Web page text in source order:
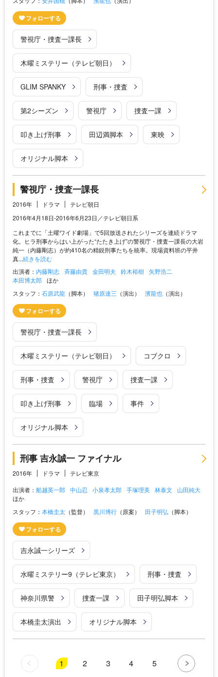
警視庁・捜査一課長
木曜ミステリー（テレビ朝日）
GLIM SPANKY 刑事・捜査
第2シーズン 警視庁 捜査一課
叩き上げ刑事 田辺満脚本 東映
オリジナル脚本
警視庁・捜査一課長
2016年 ドラマ
テレビ朝日
2016年4月18日‐2016年6月23日／テレビ朝日系
これまでに「土曜ワイド劇場」で5回放送されたシリーズを連続ドラマ
化。ヒラ刑事からはい上がった“たたき上げ”の警視庁・捜査一課長の大岩
純一（内藤剛志）が約410名の精鋭刑事たちを統率。現場資料班の平井
真...続きを読む
出演者： 内藤剛志 斉藤由貴 金田明夫 鈴木裕樹 矢野浩二
本田博太郎 ほか
スタッフ： 石原武龍 （脚本） 猪原達三 （演出） 濱龍也 （演出）
警視庁・捜査一課長
木曜ミステリー（テレビ朝日） コブクロ
刑事・捜査 警視庁 捜査一課
叩き上げ刑事 臨場 事件
オリジナル脚本
刑事 吉永誠一 ファイナル
2016年 ドラマ
テレビ東京
出演者： 船越英一郎 中山忍 小泉孝太郎 手塚理美 林泰文
山田純大
ほか
スタッフ： 本橋圭太 （監督） 黒川博行 （原案） 田子明弘 （脚本）
吉永誠一シリーズ
水曜ミステリー9（テレビ東京） 刑事・捜査
神奈川県警 捜査一課 田子明弘脚本
本橋圭太演出 オリジナル脚本
1 2 3 4 5